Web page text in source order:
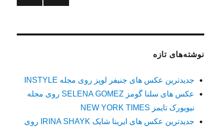
نوشته‌های تازه
جدیدترین عکس های جنیفر لوپز روی مجله INSTYLE
عکس های سلنا گومز SELENA GOMEZ روی مجله
نیویورک تایمز NEW YORK TIMES
جدیدترین عکس های ایرینا شایک IRINA SHAYK روی